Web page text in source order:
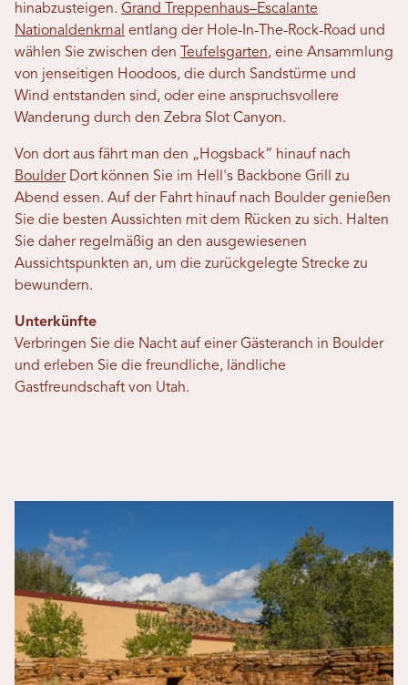
hinabzusteigen. Grand Treppenhaus–Escalante
Nationaldenkmal entlang der Hole-In-The-Rock-Road und
wählen Sie zwischen den
Teufelsgarten, eine Ansammlung
von jenseitigen Hoodoos, die durch Sandstürme und
Wind entstanden sind, oder eine anspruchsvollere
Wanderung durch den Zebra Slot Canyon.
Von dort aus fährt man den „Hogsback“ hinauf nach
BoulderDort können Sie im Hell's Backbone Grill zu
Abend essen. Auf der Fahrt hinauf nach Boulder genießen
Sie die besten Aussichten mit dem Rücken zu sich. Halten
Sie daher regelmäßig an den ausgewiesenen
Aussichtspunkten an, um die zurückgelegte Strecke zu
bewundern.
Unterkünfte
Verbringen Sie die Nacht auf einer Gästeranch in Boulder
und erleben Sie die freundliche, ländliche
Gastfreundschaft von Utah.